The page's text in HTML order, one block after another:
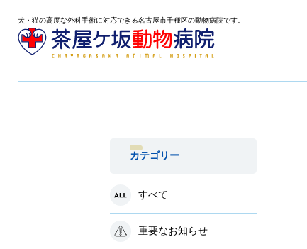
犬・猫の高度な外科手術に対応できる名古屋市千種区の動物病院です。
カテゴリー
すべて
重要なお知らせ